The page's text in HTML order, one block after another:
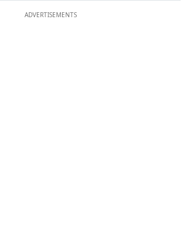
ADVERTISEMENTS